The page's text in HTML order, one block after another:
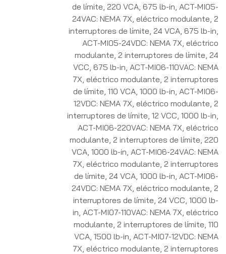
de límite, 220 VCA, 675 lb-in ACT-MI05-
24VAC: NEMA 7X, eléctrico modulante, 2
interruptores de límite, 24 VCA, 675 lb-in
ACT-MI05-24VDC: NEMA 7X, eléctrico
modulante, 2 interruptores de límite, 24
VCC, 675 lb-in ACT-MI06-110VAC: NEMA
7X, eléctrico modulante, 2 interruptores
de límite, 110 VCA, 1000 lb-in ACT-MI06-
12VDC: NEMA 7X, eléctrico modulante, 2
interruptores de límite, 12 VCC, 1000 lb-in
ACT-MI06-220VAC: NEMA 7X, eléctrico
modulante, 2 interruptores de límite, 220
VCA, 1000 lb-in ACT-MI06-24VAC: NEMA
7X, eléctrico modulante, 2 interruptores
de límite, 24 VCA, 1000 lb-in ACT-MI06-
24VDC: NEMA 7X, eléctrico modulante, 2
interruptores de límite, 24 VCC, 1000 lb-
in ACT-MI07-110VAC: NEMA 7X, eléctrico
modulante, 2 interruptores de límite, 110
VCA, 1500 lb-in ACT-MI07-12VDC: NEMA
7X, eléctrico modulante, 2 interruptores